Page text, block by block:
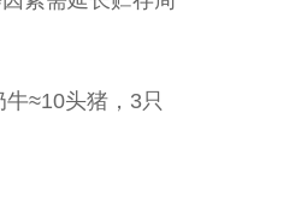
≈10头猪，3只